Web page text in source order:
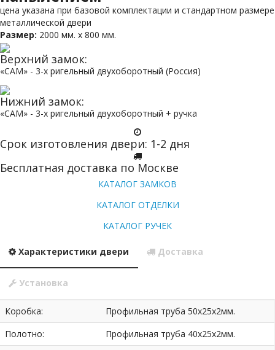
цена указана при базовой комплектации и стандартном размере
металлической двери
Размер: 2000 мм. х 800 мм.
Верхний замок:
«САМ» - 3-х ригельный двухоборотный (Россия)
Нижний замок:
«САМ» - 3-х ригельный двухоборотный + ручка
Срок изготовления двери: 1-2 дня
Бесплатная доставка по Москве
КАТАЛОГ ЗАМКОВ
КАТАЛОГ ОТДЕЛКИ
КАТАЛОГ РУЧЕК
Характеристики двери Доставка
Установка
Коробка:
Профильная труба 50х25х2мм.
Полотно:
Профильная труба 40х25х2мм.